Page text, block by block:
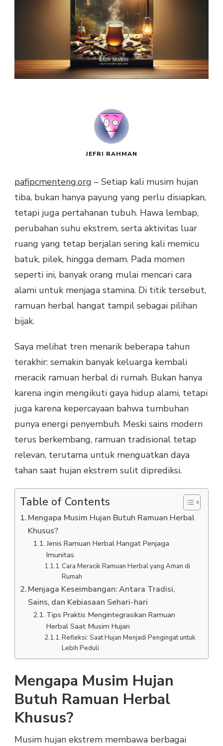
JEFRI RAHMAN
pafipcmenteng.org – Setiap kali musim hujan
tiba, bukan hanya payung yang perlu disiapkan,
tetapi juga pertahanan tubuh. Hawa lembap,
perubahan suhu ekstrem, serta aktivitas luar
ruang yang tetap berjalan sering kali memicu
batuk, pilek, hingga demam. Pada momen
seperti ini, banyak orang mulai mencari cara
alami untuk menjaga stamina. Di titik tersebut,
ramuan herbal hangat tampil sebagai pilihan
bijak.
Saya melihat tren menarik beberapa tahun
terakhir: semakin banyak keluarga kembali
meracik ramuan herbal di rumah. Bukan hanya
karena ingin mengikuti gaya hidup alami, tetapi
juga karena kepercayaan bahwa tumbuhan
punya energi penyembuh. Meski sains modern
terus berkembang, ramuan tradisional tetap
relevan, terutama untuk menguatkan daya
tahan saat hujan ekstrem sulit diprediksi.
Table of Contents
Mengapa Musim Hujan Butuh Ramuan Herbal
Khusus?
Jenis Ramuan Herbal Hangat Penjaga
Imunitas
Cara Meracik Ramuan Herbal yang Aman di
Rumah
Menjaga Keseimbangan: Antara Tradisi,
Sains, dan Kebiasaan Sehari-hari
Tips Praktis Mengintegrasikan Ramuan
Herbal Saat Musim Hujan
Refleksi: Saat Hujan Menjadi Pengingat untuk
Lebih Peduli
Mengapa Musim Hujan
Butuh Ramuan Herbal
Khusus?
Musim hujan ekstrem membawa berbagai